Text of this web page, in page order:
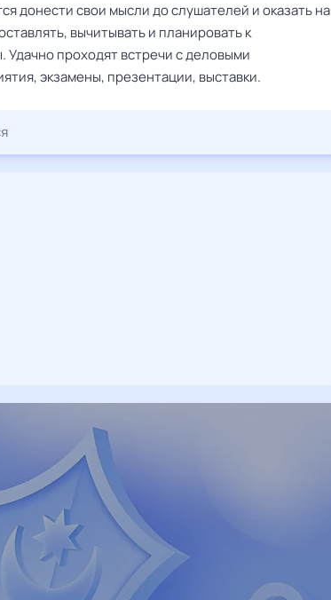
донести свои мысли до слушателей и оказать на
вычитывать и планировать к
проходят встречи с деловыми
экзамены, презентации, выставки.